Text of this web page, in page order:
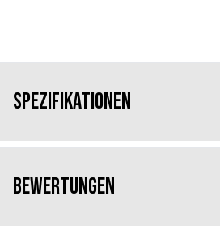
Spezifikationen
Bewertungen